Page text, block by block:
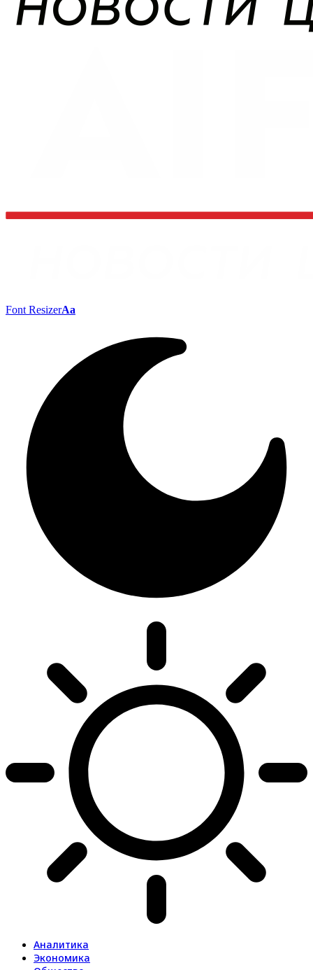
Font ResizerAa
Аналитика
Экономика